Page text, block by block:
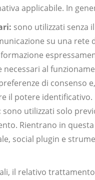
applicabile. In
sono utilizzati senza
su una rete
al
di consenso
il potere identificativo.
sono utilizzati solo
Rientrano in
social plugin e
il relativo